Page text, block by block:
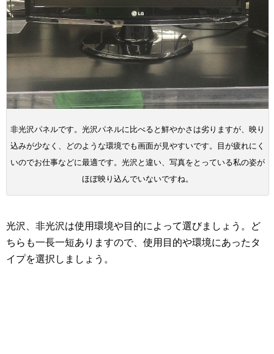
非光沢パネルです。光沢パネルに比べると鮮やかさは劣りますが、映り
込みが少なく、どのような環境でも画面が見やすいです。目が疲れにく
いのでお仕事などに最適です。光沢と違い、写真をとっている私の姿が
ほぼ映り込んでいないですね。
光沢、非光沢は使用環境や目的によって選びましょう。ど
ちらも一長一短ありますので、使用目的や環境にあったタ
イプを選択しましょう。